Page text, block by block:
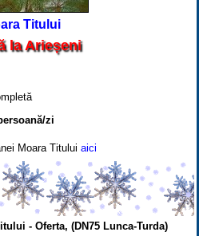
Titului
la Arieșeni
zi
Moara Titului aici
- Oferta, (DN75 Lunca-Turda)